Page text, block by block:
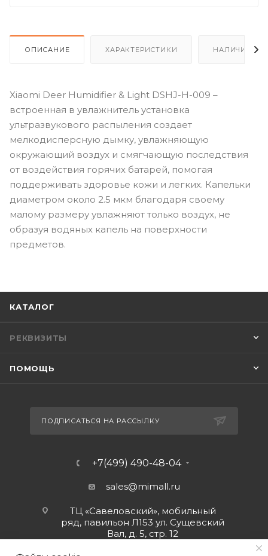
ОПИСАНИЕ ХАРАКТЕРИСТИКИ НАЛИЧИЕ
Xiaomi Deer Humidifier & Light DSHJ-H-009 –
встроенная в увлажнитель установка
ультразвукового распыления создает
мелкодисперсную дымку, увлажняющую
окружающий воздух и смягчающую последствия
от воздействия горячих батарей, помогая
поддерживать здоровье кожи и легких. Капельки
диаметром около 2.5 мкм благодаря своему
малому размеру увлажняют только воздух, не
образуя водяных капель на поверхности
предметов.
КАТАЛОГ
РЕКВИЗИТЫ
ПОМОЩЬ
ПОДПИСАТЬСЯ НА РАССЫЛКУ
+7(499) 490-48-04
sales@mimall.ru
ТЦ «Савеловский», мобильный
ряд, павильон Л153 ул. Сущевский
Вал, д. 5, стр. 12